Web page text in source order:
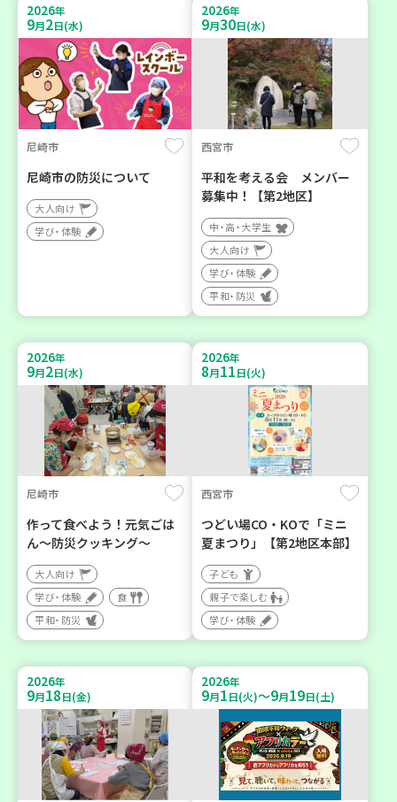
2026年
9月2日(水)
尼崎市
尼崎市の防災について
大人向け
学び・体験
2026年
9月30日(水)
西宮市
平和を考える会 メンバー
募集中！【第2地区】
中・高・大学生
大人向け
学び・体験
平和・防災
2026年
9月2日(水)
尼崎市
作って食べよう！元気ごは
ん～防災クッキング～
大人向け
学び・体験
食
平和・防災
2026年
8月11日(火)
西宮市
つどい場CO・KOで「ミニ
夏まつり」【第2地区本部】
子ども
親子で楽しむ
学び・体験
2026年
9月18日(金)
2026年
9月1日(火)～9月19日(土)